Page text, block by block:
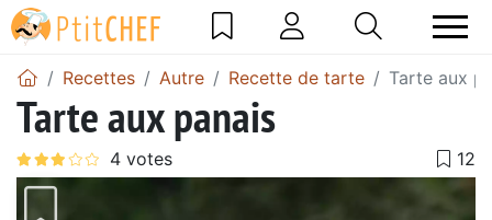
Recettes Autre Recette de tarte Tarte aux
Tarte aux panais